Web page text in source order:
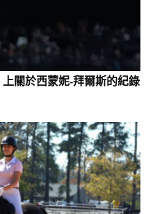
上關於西蒙妮-拜爾斯的紀錄